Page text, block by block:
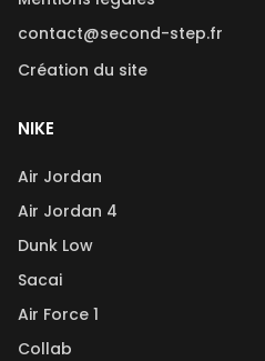
contact@second-step.fr
Création du site
NIKE
Air Jordan
Air Jordan 4
Dunk Low
Sacai
Air Force 1
Collab